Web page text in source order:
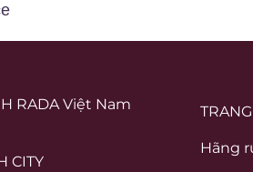
RADA Việt Nam
CITY
Hãng